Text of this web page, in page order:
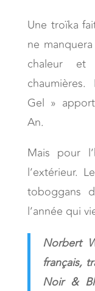
Une troïka
ne
chaleur
Gel »
An.
Mais pour
l’extérieur.
toboggans
l’année qui
Norbert
français,
Noir &